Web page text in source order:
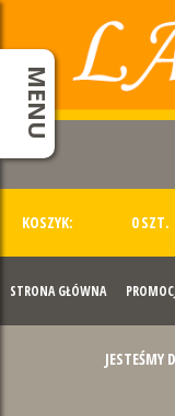
KOSZYK: 0 SZT.
STRONA GŁÓWNA
MENU
JESTEŚMY